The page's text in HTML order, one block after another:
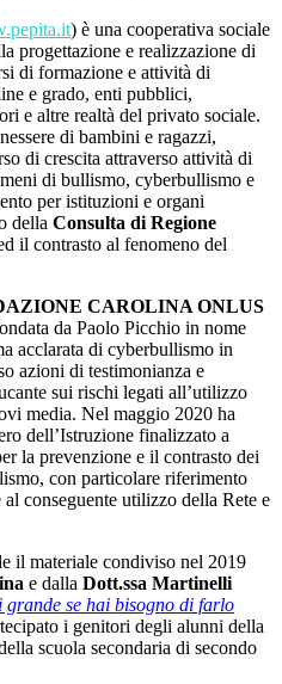
) è una cooperativa sociale
progettazione e realizzazione di
di formazione e attività di
e grado, enti pubblici,
e altre realtà del privato sociale.
di bambini e ragazzi,
di crescita attraverso attività di
di bullismo, cyberbullismo e
per istituzioni e organi
della Consulta di Regione
il contrasto al fenomeno del
CAROLINA ONLUS
da Paolo Picchio in nome
acclarata di cyberbullismo in
azioni di testimonianza e
sui rischi legati all’utilizzo
media. Nel maggio 2020 ha
dell’Istruzione finalizzato a
la prevenzione e il contrasto dei
con particolare riferimento
conseguente utilizzo della Rete e
il materiale condiviso nel 2019
e dalla Dott.ssa Martinelli
grande se hai bisogno di farlo
i genitori degli alunni della
scuola secondaria di secondo